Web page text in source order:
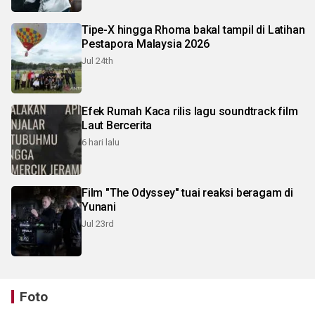
Tipe-X hingga Rhoma bakal tampil di Latihan
Pestapora Malaysia 2026
Jul 24th
Efek Rumah Kaca rilis lagu soundtrack film
Laut Bercerita
6 hari lalu
Film "The Odyssey" tuai reaksi beragam di
Yunani
Jul 23rd
Foto